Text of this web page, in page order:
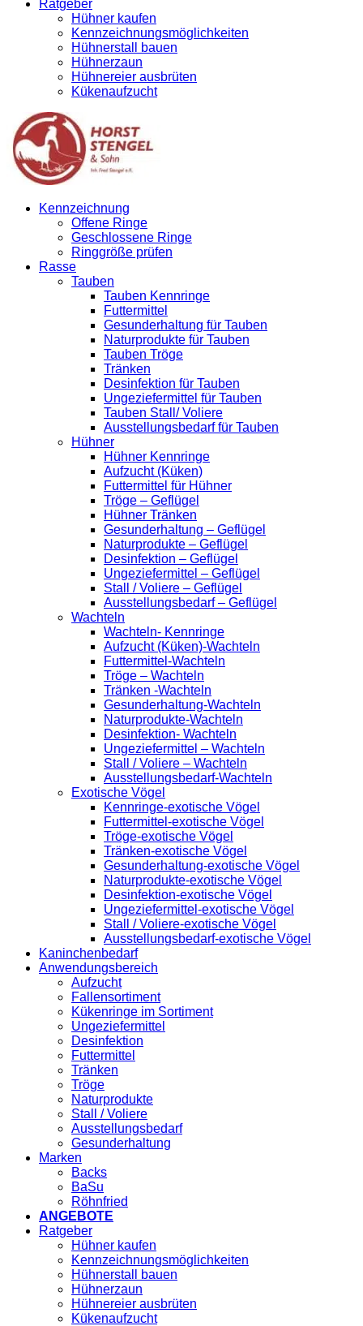
Ratgeber
Hühner kaufen
Kennzeichnungsmöglichkeiten
Hühnerstall bauen
Hühnerzaun
Hühnereier ausbrüten
Kükenaufzucht
Kennzeichnung
Offene Ringe
Geschlossene Ringe
Ringgröße prüfen
Rasse
Tauben
Tauben Kennringe
Futtermittel
Gesunderhaltung für Tauben
Naturprodukte für Tauben
Tauben Tröge
Tränken
Desinfektion für Tauben
Ungeziefermittel für Tauben
Tauben Stall/ Voliere
Ausstellungsbedarf für Tauben
Hühner
Hühner Kennringe
Aufzucht (Küken)
Futtermittel für Hühner
Tröge – Geflügel
Hühner Tränken
Gesunderhaltung – Geflügel
Naturprodukte – Geflügel
Desinfektion – Geflügel
Ungeziefermittel – Geflügel
Stall / Voliere – Geflügel
Ausstellungsbedarf – Geflügel
Wachteln
Wachteln- Kennringe
Aufzucht (Küken)-Wachteln
Futtermittel-Wachteln
Tröge – Wachteln
Tränken -Wachteln
Gesunderhaltung-Wachteln
Naturprodukte-Wachteln
Desinfektion- Wachteln
Ungeziefermittel – Wachteln
Stall / Voliere – Wachteln
Ausstellungsbedarf-Wachteln
Exotische Vögel
Kennringe-exotische Vögel
Futtermittel-exotische Vögel
Tröge-exotische Vögel
Tränken-exotische Vögel
Gesunderhaltung-exotische Vögel
Naturprodukte-exotische Vögel
Desinfektion-exotische Vögel
Ungeziefermittel-exotische Vögel
Stall / Voliere-exotische Vögel
Ausstellungsbedarf-exotische Vögel
Kaninchenbedarf
Anwendungsbereich
Aufzucht
Fallensortiment
Kükenringe im Sortiment
Ungeziefermittel
Desinfektion
Futtermittel
Tränken
Tröge
Naturprodukte
Stall / Voliere
Ausstellungsbedarf
Gesunderhaltung
Marken
Backs
BaSu
Röhnfried
ANGEBOTE
Ratgeber
Hühner kaufen
Kennzeichnungsmöglichkeiten
Hühnerstall bauen
Hühnerzaun
Hühnereier ausbrüten
Kükenaufzucht